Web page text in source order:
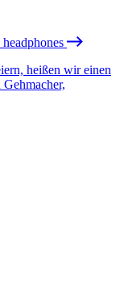
heißen wir einen